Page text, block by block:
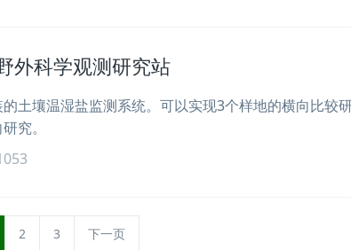
外科学观测研究站
土壤温湿盐监测系统。可以实现3个样地的横向比较
究。
2 3 下一页